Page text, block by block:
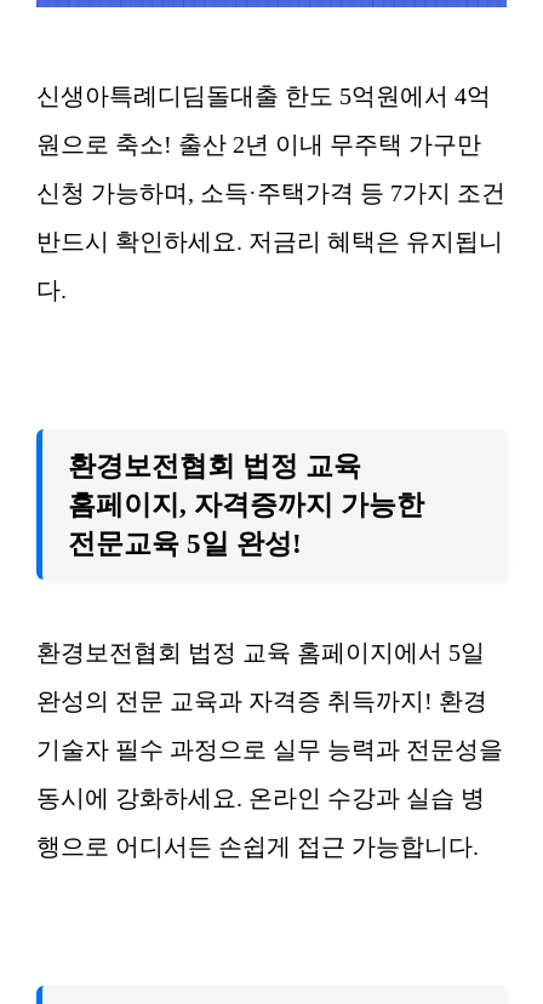
신생아특례디딤돌대출 한도 5억원에서 4억
원으로 축소! 출산 2년 이내 무주택 가구만
신청 가능하며, 소득·주택가격 등 7가지 조건
반드시 확인하세요. 저금리 혜택은 유지됩니
다.
환경보전협회 법정 교육
홈페이지, 자격증까지 가능한
전문교육 5일 완성!
환경보전협회 법정 교육 홈페이지에서 5일
완성의 전문 교육과 자격증 취득까지! 환경
기술자 필수 과정으로 실무 능력과 전문성을
동시에 강화하세요. 온라인 수강과 실습 병
행으로 어디서든 손쉽게 접근 가능합니다.